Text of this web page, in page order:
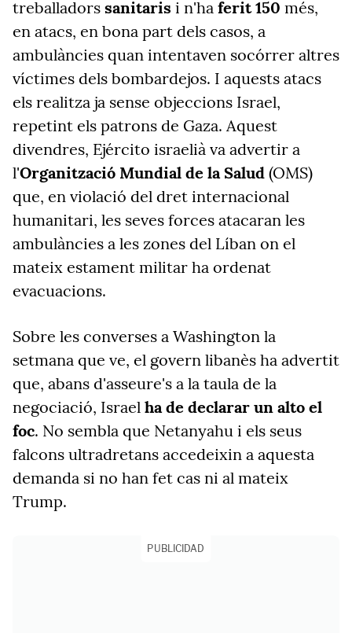
treballadors sanitaris i n'ha ferit 150 més,
en atacs, en bona part dels casos, a
ambulàncies quan intentaven socórrer altres
víctimes dels bombardejos. I aquests atacs
els realitza ja sense objeccions Israel,
repetint els patrons de Gaza. Aquest
divendres, Ejército israelià va advertir a
l'Organització Mundial de la Salud (OMS)
que, en violació del dret internacional
humanitari, les seves forces atacaran les
ambulàncies a les zones del Líban on el
mateix estament militar ha ordenat
evacuacions.
Sobre les converses a Washington la
setmana que ve, el govern libanès ha advertit
que, abans d'asseure's a la taula de la
negociació, Israel ha de declarar un alto el
foc. No sembla que Netanyahu i els seus
falcons ultradretans accedeixin a aquesta
demanda si no han fet cas ni al mateix
Trump.
PUBLICIDAD